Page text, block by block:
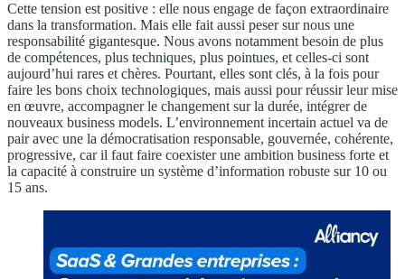
Cette tension est positive : elle nous engage de façon extraordinaire
dans la transformation. Mais elle fait aussi peser sur nous une
responsabilité gigantesque. Nous avons notamment besoin de plus
de compétences, plus techniques, plus pointues, et celles-ci sont
aujourd’hui rares et chères. Pourtant, elles sont clés, à la fois pour
faire les bons choix technologiques, mais aussi pour réussir leur mise
en œuvre, accompagner le changement sur la durée, intégrer de
nouveaux business models. L’environnement incertain actuel va de
pair avec une la démocratisation responsable, gouvernée, cohérente,
progressive, car il faut faire coexister une ambition business forte et
la capacité à construire un système d’information robuste sur 10 ou
15 ans.